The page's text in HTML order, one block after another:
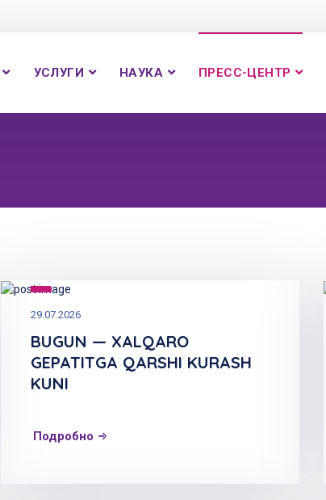
УСЛУГИ НАУКА ПРЕСС-ЦЕНТР
29.07.2026
BUGUN — XALQARO
GEPATITGA QARSHI KURASH
KUNI
Подробно